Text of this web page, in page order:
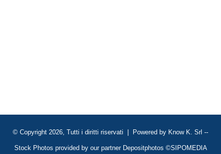
© Copyright 2026, Tutti i diritti riservati | Powered by Know K. Srl --
Stock Photos provided by our partner Depositphotos ©SIPOMEDIA